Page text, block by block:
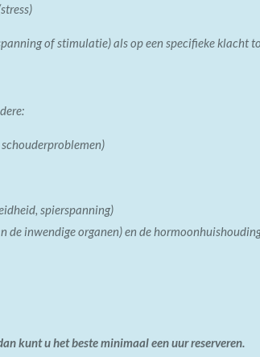
of stimulatie) als op een specifieke klacht
spierspanning)
de inwendige organen) en de
kunt u het beste minimaal een uur reserveren.